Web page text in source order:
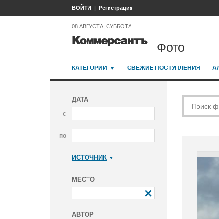
ВОЙТИ Регистрация
08 АВГУСТА, СУББОТА
Фото
КАТЕГОРИИ СВЕЖИЕ ПОСТУПЛЕНИЯ
ДАТА
с
по
ИСТОЧНИК
МЕСТО
АВТОР